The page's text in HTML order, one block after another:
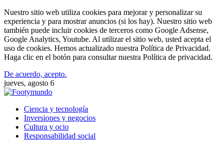
Nuestro sitio web utiliza cookies para mejorar y personalizar su
experiencia y para mostrar anuncios (si los hay). Nuestro sitio web
también puede incluir cookies de terceros como Google Adsense,
Google Analytics, Youtube. Al utilizar el sitio web, usted acepta el
uso de cookies. Hemos actualizado nuestra Política de Privacidad.
Haga clic en el botón para consultar nuestra Política de privacidad.
De acuerdo, acepto.
jueves, agosto 6
Ciencia y tecnología
Inversiones y negocios
Cultura y ocio
Responsabilidad social